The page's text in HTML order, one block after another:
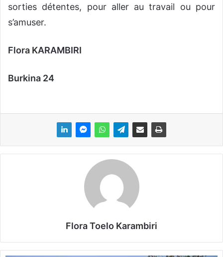
sorties détentes, pour aller au travail ou pour
s’amuser.
Flora KARAMBIRI
Burkina 24
Flora Toelo Karambiri